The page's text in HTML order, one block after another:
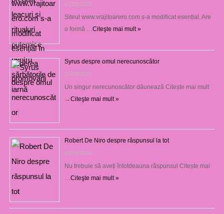
07/12/2023
Siteul www.vrajitoarero.com s-a modificat esențial. Are
o formă … Citeşte mai mult »
Syrus despre omul nerecunoscător
11/09/2023
Un singur nerecunoscător dăunează Citește mai mult
→Citeşte mai mult »
Robert De Niro despre răspunsul la tot
10/09/2023
Nu trebuie să aveți întotdeauna răspunsul Citește mai
Citeşte mai mult »